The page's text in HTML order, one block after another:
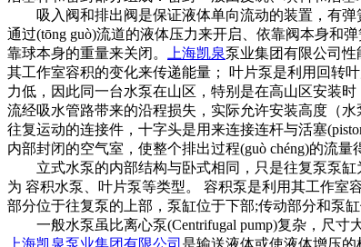
吸入阀和排出阀是保证液体单向流动的装置，有弹
通过(tōng guò)流道的液体压力来开启、依靠阀本身和
靠球本身的重量来关闭。
上海凯泉泵业集团有限公司
其工作室容积的变化来传递能量； 叶片泵是利用回转
力低，因此同一台水泵在山区，特别是在高山区安装
流经吸水管路带来的沿程损失，实际允许安装高度（
往复运动的连接件，十字头是用来连接连杆与活塞
内部封闭的空气室，使整个排出过程(guò chéng)的流量
立式水泵的内部结构与卧式相同，只是往复泵泵缸
为 容积水泵、叶片泵等类型。 容积泵是利用其工作室
部分位于往复泵的上部，泵缸位于下部;传动部分和泵
一般水泵虽比离心泵(Centrifugal pump)复杂，尺寸
上海凯泉泵业集团有限公司 是输送液体或使液体增压